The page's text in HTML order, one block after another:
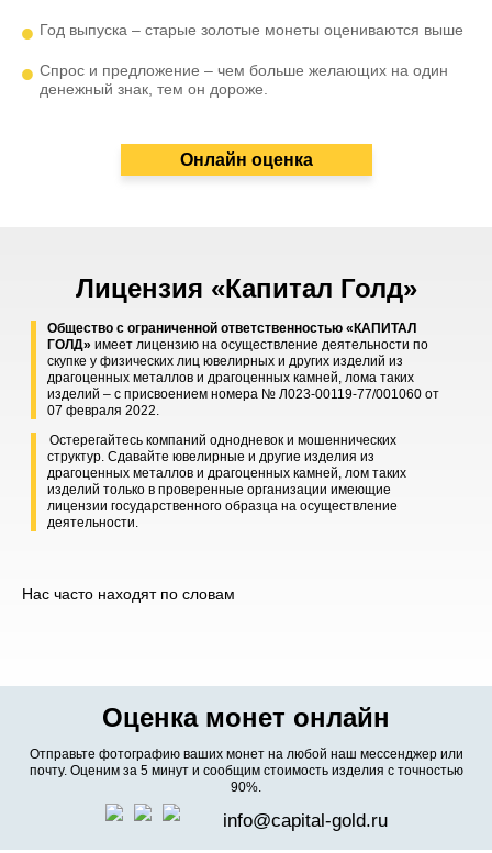
Год выпуска – старые золотые монеты оцениваются выше
Спрос и предложение – чем больше желающих на один
денежный знак, тем он дороже.
Онлайн оценка
Лицензия «Капитал Голд»
Общество с ограниченной ответственностью «КАПИТАЛ
ГОЛД» имеет лицензию на осуществление деятельности по
скупке у физических лиц ювелирных и других изделий из
драгоценных металлов и драгоценных камней, лома таких
изделий – с присвоением номера № Л023-00119-77/001060 от
07 февраля 2022.
Остерегайтесь компаний однодневок и мошеннических
структур. Сдавайте ювелирные и другие изделия из
драгоценных металлов и драгоценных камней, лом таких
изделий только в проверенные организации имеющие
лицензии государственного образца на осуществление
деятельности.
Нас часто находят по словам
Оценка монет онлайн
Отправьте фотографию ваших монет на любой наш мессенджер или
почту. Оценим за 5 минут и сообщим стоимость изделия с точностью
90%.
info@capital-gold.ru